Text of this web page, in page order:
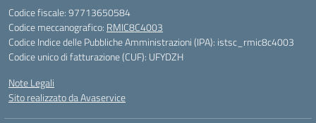
Codice fiscale: 97713650584
Codice meccanografico: RMIC8C4003
Codice Indice delle Pubbliche Amministrazioni (IPA): istsc_rmic8c4003
Codice unico di fatturazione (CUF): UFYDZH
Note Legali
Sito realizzato da Avaservice